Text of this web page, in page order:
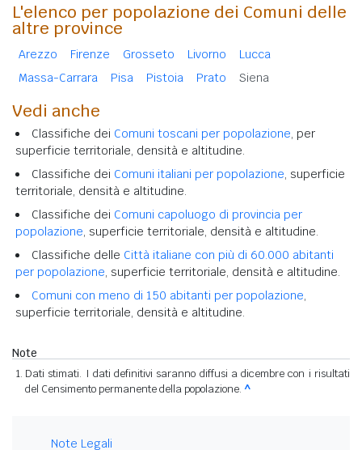
L'elenco per popolazione dei Comuni delle
altre province
Arezzo Firenze Grosseto Livorno
Lucca
Massa-Carrara
Pisa Pistoia Prato Siena
Vedi anche
Classifiche dei Comuni toscani per popolazione, per
superficie territoriale, densità e altitudine.
Classifiche dei Comuni italiani per popolazione, superficie
territoriale, densità e altitudine.
Classifiche dei Comuni capoluogo di provincia per
popolazione, superficie territoriale, densità e altitudine.
Classifiche delle Città italiane con più di 60.000 abitanti
per popolazione, superficie territoriale, densità e altitudine.
Comuni con meno di 150 abitanti per popolazione,
superficie territoriale, densità e altitudine.
Note
Dati stimati. I dati definitivi saranno diffusi a dicembre con i risultati
del Censimento permanente della popolazione. ^
Note Legali